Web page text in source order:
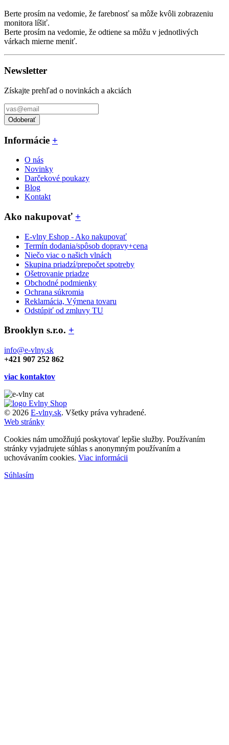
Berte prosím na vedomie, že farebnosť sa môže kvôli zobrazeniu
monitora líšiť.
Berte prosím na vedomie, že odtiene sa môžu v jednotlivých
várkach mierne meniť.
Newsletter
Získajte prehľad o novinkách a akciách
Odoberať
Informácie +
O nás
Novinky
Darčekové poukazy
Blog
Kontakt
Ako nakupovať +
E-vlny Eshop - Ako nakupovať
Termín dodania/spôsob dopravy+cena
Niečo viac o našich vlnách
Skupina priadzí/prepočet spotreby
Ošetrovanie priadze
Obchodné podmienky
Ochrana súkromia
Reklamácia, Výmena tovaru
Odstúpiť od zmluvy TU
Brooklyn s.r.o. +
info@e-vlny.sk
+421 907 252 862
viac kontaktov
© 2026 E-vlny.sk. Všetky práva vyhradené.
Web stránky
Cookies nám umožňujú poskytovať lepšie služby. Používaním
stránky vyjadrujete súhlas s anonymným používaním a
uchovávaním cookies. Viac informácii
Súhlasím